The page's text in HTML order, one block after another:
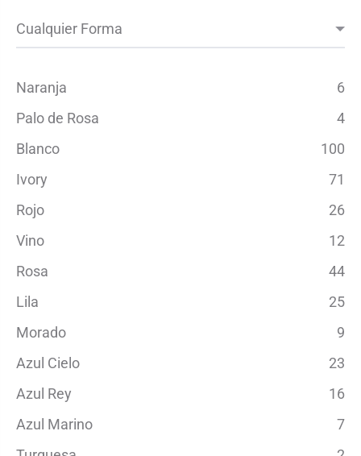
Naranja
6
Palo de Rosa
4
Blanco
100
Ivory
71
Rojo
26
Vino
12
Rosa
44
Lila
25
Morado
9
Azul Cielo
23
Azul Rey
16
Azul Marino
7